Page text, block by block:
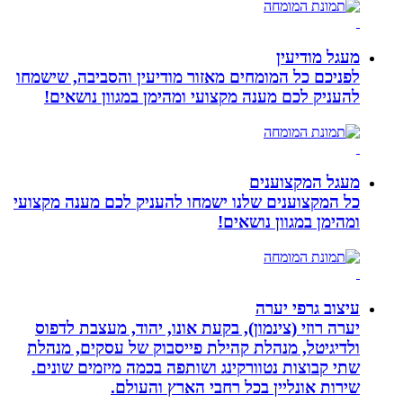
מעגל מודיעין
לפניכם כל המומחים מאזור מודיעין והסביבה, שישמחו
להעניק לכם מענה מקצועי ומהימן במגוון נושאים!
מעגל המקצוענים
כל המקצוענים שלנו ישמחו להעניק לכם מענה מקצועי
ומהימן במגוון נושאים!
עיצוב גרפי יערה
יערה רוזי (צינמון), בקעת אונו, יהוד, מעצבת לדפוס
ולדיגיטל, מנהלת קהילת פייסבוק של עסקים, מנהלת
שתי קבוצות נטוורקינג ושותפה בכמה מיזמים שונים.
שירות אונליין בכל רחבי הארץ והעולם.